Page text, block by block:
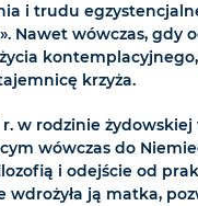
i trudu
Nawet wówczas, gdy
kontemplacyjnego,
krzyża.
r. w rodzinie żydowskiej
wówczas do
i odejście od
ją matka,